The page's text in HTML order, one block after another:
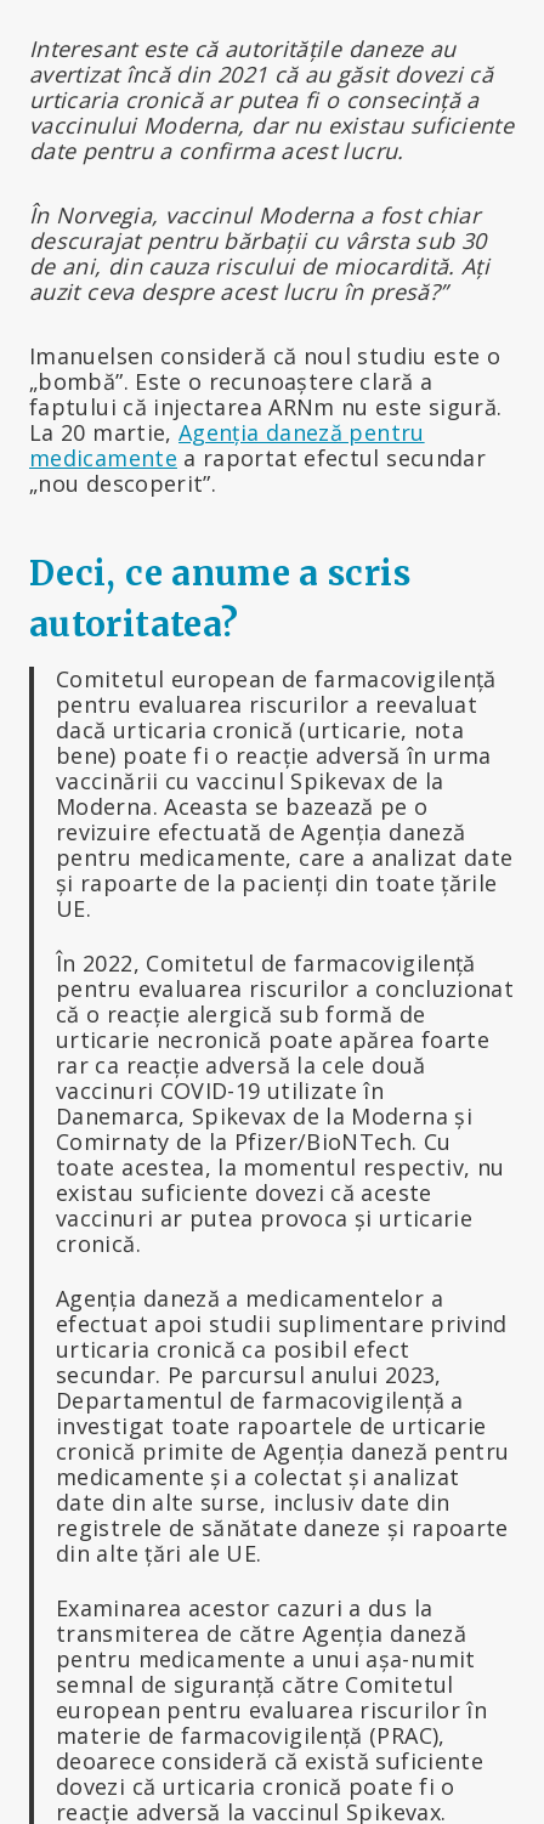
Interesant este că autoritățile daneze au
avertizat încă din 2021 că au găsit dovezi că
urticaria cronică ar putea fi o consecință a
vaccinului Moderna, dar nu existau suficiente
date pentru a confirma acest lucru.
În Norvegia, vaccinul Moderna a fost chiar
descurajat pentru bărbații cu vârsta sub 30
de ani, din cauza riscului de miocardită. Ați
auzit ceva despre acest lucru în presă?”
Imanuelsen consideră că noul studiu este o
„bombă”. Este o recunoaștere clară a
faptului că injectarea ARNm nu este sigură.
La 20 martie,Agenția daneză pentru
medicamente a raportat efectul secundar
„nou descoperit”.
Deci, ce anume a scris
autoritatea?
Comitetul european de farmacovigilență
pentru evaluarea riscurilor a reevaluat
dacă urticaria cronică (urticarie, nota
bene) poate fi o reacție adversă în urma
vaccinării cu vaccinul Spikevax de la
Moderna. Aceasta se bazează pe o
revizuire efectuată de Agenția daneză
pentru medicamente, care a analizat date
și rapoarte de la pacienți din toate țările
UE.
În 2022, Comitetul de farmacovigilență
pentru evaluarea riscurilor a concluzionat
că o reacție alergică sub formă de
urticarie necronică poate apărea foarte
rar ca reacție adversă la cele două
vaccinuri COVID-19 utilizate în
Danemarca, Spikevax de la Moderna și
Comirnaty de la Pfizer/BioNTech. Cu
toate acestea, la momentul respectiv, nu
existau suficiente dovezi că aceste
vaccinuri ar putea provoca și urticarie
cronică.
Agenția daneză a medicamentelor a
efectuat apoi studii suplimentare privind
urticaria cronică ca posibil efect
secundar. Pe parcursul anului 2023,
Departamentul de farmacovigilență a
investigat toate rapoartele de urticarie
cronică primite de Agenția daneză pentru
medicamente și a colectat și analizat
date din alte surse, inclusiv date din
registrele de sănătate daneze și rapoarte
din alte țări ale UE.
Examinarea acestor cazuri a dus la
transmiterea de către Agenția daneză
pentru medicamente a unui așa-numit
semnal de siguranță către Comitetul
european pentru evaluarea riscurilor în
materie de farmacovigilență (PRAC),
deoarece consideră că există suficiente
dovezi că urticaria cronică poate fi o
reacție adversă la vaccinul Spikevax.